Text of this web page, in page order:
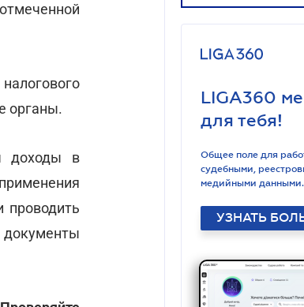
органы.
доходы в
проводить
LIGA360
для тебя!
Общее поле для
судебными,
медийными данными.
УЗНАТЬ